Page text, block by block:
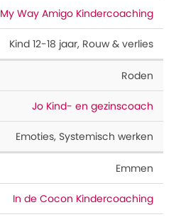
My Way Amigo Kindercoaching
Kind 12-18 jaar, Rouw & verlies
Roden
Jo Kind- en gezinscoach
Emoties, Systemisch werken
Emmen
In de Cocon Kindercoaching